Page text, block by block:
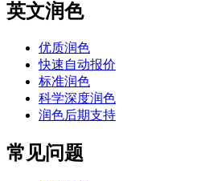
英文润色
优质润色
快速自动报价
标准润色
科学深度润色
润色后期支持
常见问题